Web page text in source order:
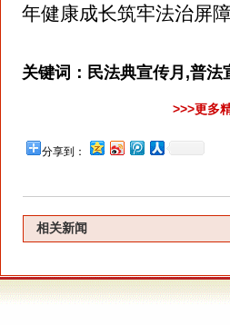
年健康成长筑牢法治屏障
关键词： 民法典宣传月,普法
>>>更多
分享到：
相关新闻